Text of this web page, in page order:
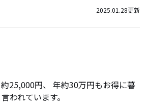
2025.01.28更新
25,000円、 年約30万円もお得に暮
われています。